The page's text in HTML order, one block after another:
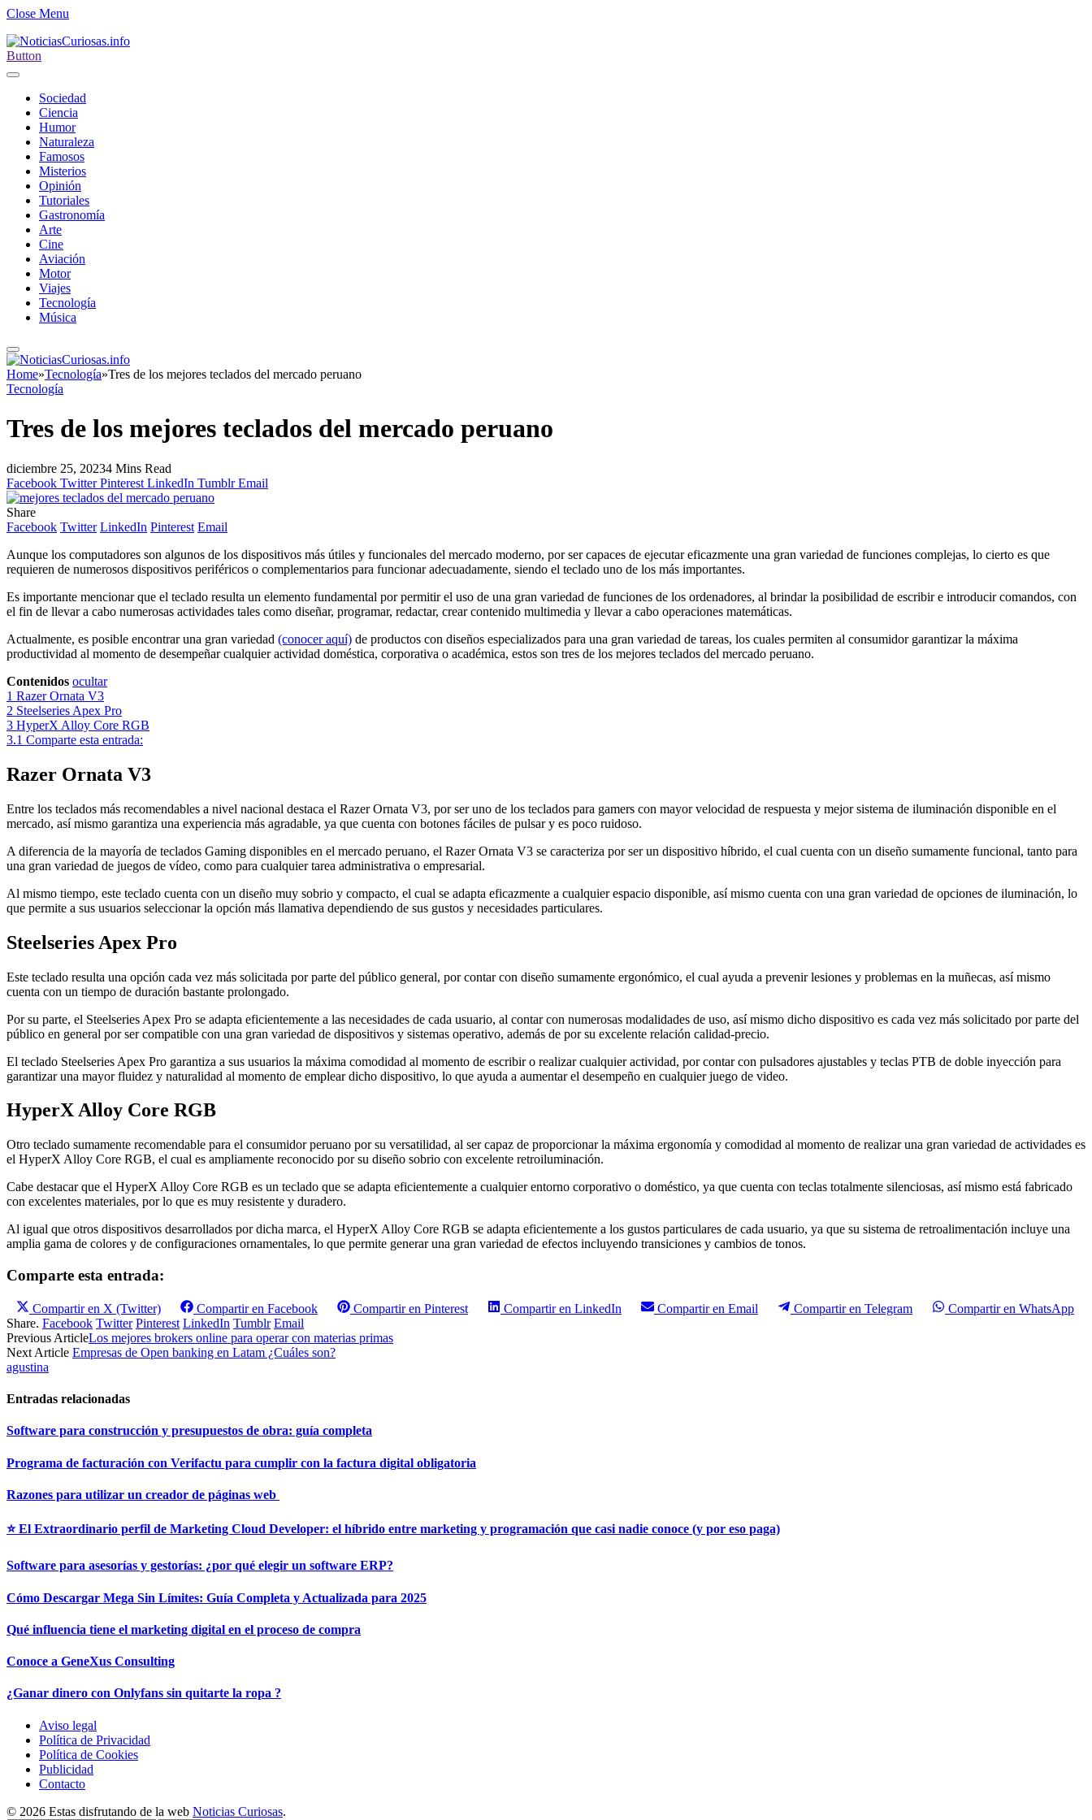
Close Menu
Button
Sociedad
Ciencia
Humor
Naturaleza
Famosos
Misterios
Opinión
Tutoriales
Gastronomía
Arte
Cine
Aviación
Motor
Viajes
Tecnología
Música
Home»Tecnología»Tres de los mejores teclados del mercado peruano
Tecnología
Tres de los mejores teclados del mercado peruano
diciembre 25, 20234 Mins Read
Facebook Twitter Pinterest LinkedIn Tumblr Email
Share
Facebook Twitter LinkedIn Pinterest Email
Aunque los computadores son algunos de los dispositivos más útiles y funcionales del mercado moderno, por ser capaces de ejecutar eficazmente una gran variedad de funciones complejas, lo cierto es que
requieren de numerosos dispositivos periféricos o complementarios para funcionar adecuadamente, siendo el teclado uno de los más importantes.
Es importante mencionar que el teclado resulta un elemento fundamental por permitir el uso de una gran variedad de funciones de los ordenadores, al brindar la posibilidad de escribir e introducir comandos, con
el fin de llevar a cabo numerosas actividades tales como diseñar, programar, redactar, crear contenido multimedia y llevar a cabo operaciones matemáticas.
Actualmente, es posible encontrar una gran variedad (conocer aquí) de productos con diseños especializados para una gran variedad de tareas, los cuales permiten al consumidor garantizar la máxima
productividad al momento de desempeñar cualquier actividad doméstica, corporativa o académica, estos son tres de los mejores teclados del mercado peruano.
Contenidos ocultar
1 Razer Ornata V3
2 Steelseries Apex Pro
3 HyperX Alloy Core RGB
3.1 Comparte esta entrada:
Razer Ornata V3
Entre los teclados más recomendables a nivel nacional destaca el Razer Ornata V3, por ser uno de los teclados para gamers con mayor velocidad de respuesta y mejor sistema de iluminación disponible en el
mercado, así mismo garantiza una experiencia más agradable, ya que cuenta con botones fáciles de pulsar y es poco ruidoso.
A diferencia de la mayoría de teclados Gaming disponibles en el mercado peruano, el Razer Ornata V3 se caracteriza por ser un dispositivo híbrido, el cual cuenta con un diseño sumamente funcional, tanto para
una gran variedad de juegos de vídeo, como para cualquier tarea administrativa o empresarial.
Al mismo tiempo, este teclado cuenta con un diseño muy sobrio y compacto, el cual se adapta eficazmente a cualquier espacio disponible, así mismo cuenta con una gran variedad de opciones de iluminación, lo
que permite a sus usuarios seleccionar la opción más llamativa dependiendo de sus gustos y necesidades particulares.
Steelseries Apex Pro
Este teclado resulta una opción cada vez más solicitada por parte del público general, por contar con diseño sumamente ergonómico, el cual ayuda a prevenir lesiones y problemas en la muñecas, así mismo
cuenta con un tiempo de duración bastante prolongado.
Por su parte, el Steelseries Apex Pro se adapta eficientemente a las necesidades de cada usuario, al contar con numerosas modalidades de uso, así mismo dicho dispositivo es cada vez más solicitado por parte del
público en general por ser compatible con una gran variedad de dispositivos y sistemas operativo, además de por su excelente relación calidad-precio.
El teclado Steelseries Apex Pro garantiza a sus usuarios la máxima comodidad al momento de escribir o realizar cualquier actividad, por contar con pulsadores ajustables y teclas PTB de doble inyección para
garantizar una mayor fluidez y naturalidad al momento de emplear dicho dispositivo, lo que ayuda a aumentar el desempeño en cualquier juego de video.
HyperX Alloy Core RGB
Otro teclado sumamente recomendable para el consumidor peruano por su versatilidad, al ser capaz de proporcionar la máxima ergonomía y comodidad al momento de realizar una gran variedad de actividades es
el HyperX Alloy Core RGB, el cual es ampliamente reconocido por su diseño sobrio con excelente retroiluminación.
Cabe destacar que el HyperX Alloy Core RGB es un teclado que se adapta eficientemente a cualquier entorno corporativo o doméstico, ya que cuenta con teclas totalmente silenciosas, así mismo está fabricado
con excelentes materiales, por lo que es muy resistente y duradero.
Al igual que otros dispositivos desarrollados por dicha marca, el HyperX Alloy Core RGB se adapta eficientemente a los gustos particulares de cada usuario, ya que su sistema de retroalimentación incluye una
amplia gama de colores y de configuraciones ornamentales, lo que permite generar una gran variedad de efectos incluyendo transiciones y cambios de tonos.
Comparte esta entrada:
Compartir en X (Twitter) Compartir en Facebook Compartir en Pinterest Compartir en LinkedIn Compartir en Email Compartir en Telegram Compartir en WhatsApp
Share. Facebook Twitter Pinterest LinkedIn Tumblr Email
Previous ArticleLos mejores brokers online para operar con materias primas
Next Article Empresas de Open banking en Latam ¿Cuáles son?
agustina
Entradas relacionadas
Software para construcción y presupuestos de obra: guía completa
Programa de facturación con Verifactu para cumplir con la factura digital obligatoria
Razones para utilizar un creador de páginas web
⭐ El Extraordinario perfil de Marketing Cloud Developer: el híbrido entre marketing y programación que casi nadie conoce (y por eso paga)
Software para asesorías y gestorías: ¿por qué elegir un software ERP?
Cómo Descargar Mega Sin Límites: Guía Completa y Actualizada para 2025
Qué influencia tiene el marketing digital en el proceso de compra
Conoce a GeneXus Consulting
¿Ganar dinero con Onlyfans sin quitarte la ropa ?
Aviso legal
Política de Privacidad
Política de Cookies
Publicidad
Contacto
© 2026 Estas disfrutando de la web Noticias Curiosas.